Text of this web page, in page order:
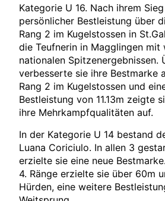
Kategorie U 16. Nach ihrem
persönlicher Bestleistung über
Rang 2 im Kugelstossen in
die Teufnerin in Magglingen mit
nationalen Spitzenergebnissen.
verbesserte sie ihre Bestmarke
Rang 2 im Kugelstossen und
Bestleistung von 11.13m zeigte
ihre Mehrkampfqualitäten auf.
In der Kategorie U 14 bestand
Luana Coriciulo. In allen 3
erzielte sie eine neue
4. Ränge erzielte sie über 60m
Hürden, eine weitere